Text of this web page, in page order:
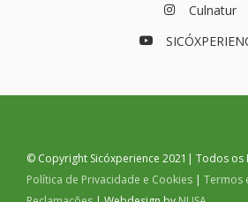
Culnatur
© Copyright Sicóxperience 2021| Todos os
Política de Privacidade e Cookies| Termos